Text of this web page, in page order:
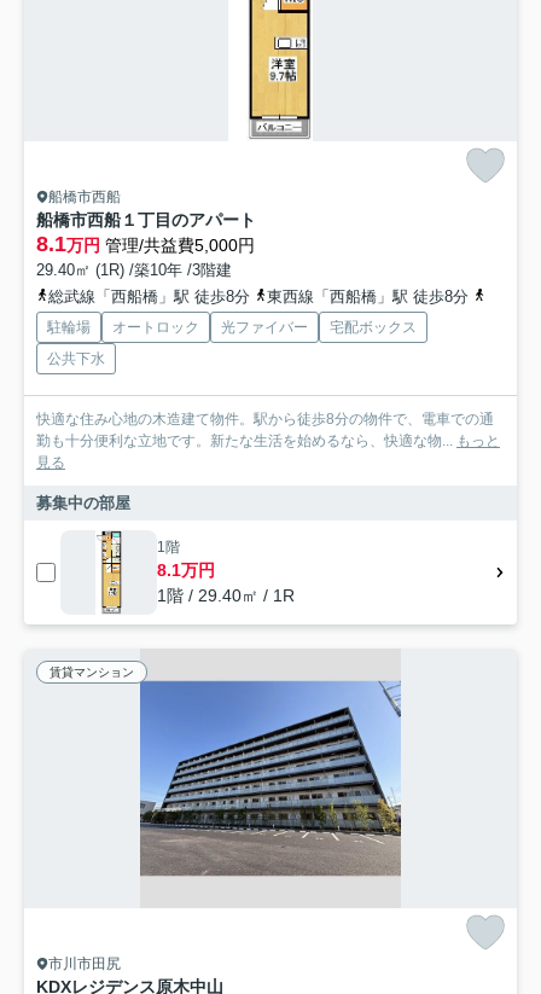
船橋市西船
船橋市西船１丁目のアパート
8.1万円 管理/共益費5,000円
29.40㎡ (1R) /築10年 /3階建
総武線「西船橋」駅 徒歩8分
東西線「西船橋」駅 徒歩8分
駐輪場 オートロック 光ファイバー
宅配ボックス
公共下水
快適な住み心地の木造建て物件。駅から徒歩8分の物件で、電車での通
勤も十分便利な立地です。新たな生活を始めるなら、快適な物... もっと
見る
募集中の部屋
1階
8.1万円
1階 / 29.40㎡ / 1R
賃貸マンション
市川市田尻
KDXレジデンス原木中山